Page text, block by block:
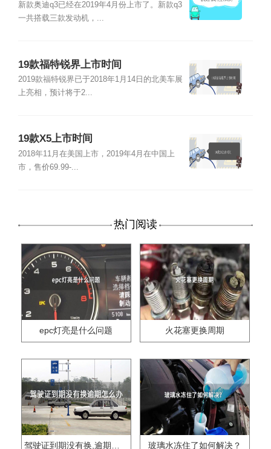
新款奥迪q3已经在2019年4月份上市了。新款q3
一共搭载三款发动机，...
19款福特锐界上市时间
2019款福特锐界已于2018年1月14日的北美车展
上亮相，预计将于2...
19款X5上市时间
2018年11月在美国上市，2019年4月在中国上
市，售价69.99-...
热门阅读
epc灯亮是什么问题 火花塞更换周期
玻璃水冻住了如何解决？